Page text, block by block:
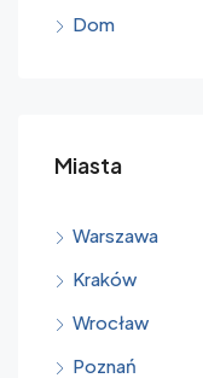
Dom
Miasta
Warszawa
Kraków
Wrocław
Poznań